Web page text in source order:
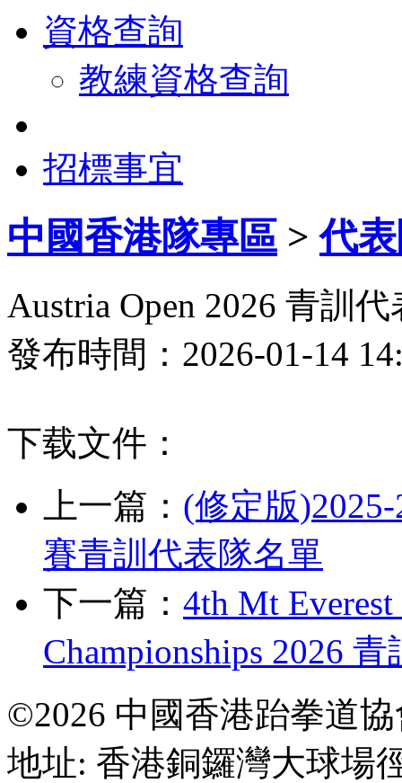
資格查詢
教練資格查詢
招標事宜
中國香港隊專區 >代
Austria Open 2026 青訓
發布時間：2026-01-14
下载文件：
上一篇： (修定版
賽青訓代表隊名單
下一篇： 4th Mt
Championships 2026
©2026 中國香港跆拳道
地址: 香港銅鑼灣大球場